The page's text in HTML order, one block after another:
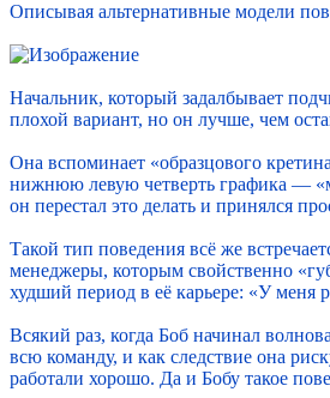
Описывая альтернативные модели
Начальник, который задалбывает
плохой вариант, но он лучше, чем
Она вспоминает «образцового
нижнюю левую четверть графика —
он перестал это делать и принялся
Такой тип поведения всё же
менеджеры, которым свойственно
худший период в её карьере: «У меня
Всякий раз, когда Боб начинал
всю команду, и как следствие она
работали хорошо. Да и Бобу такое